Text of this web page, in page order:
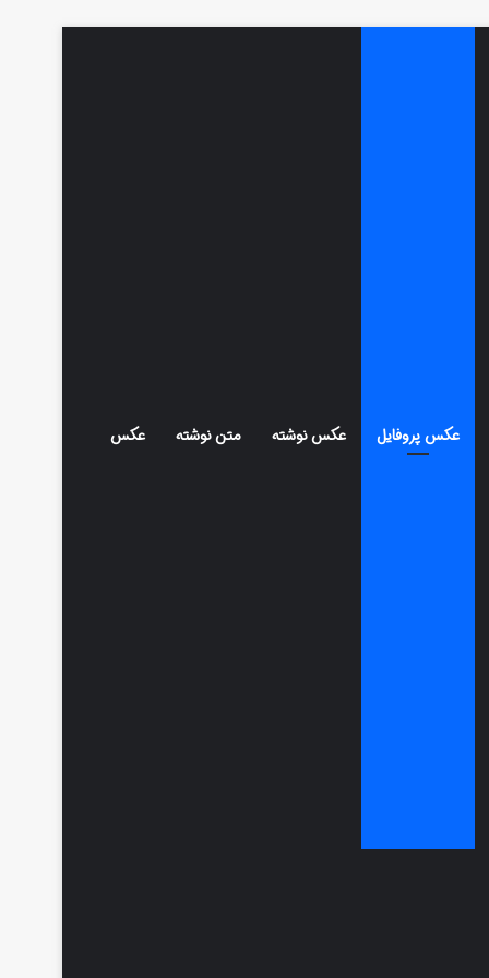
عکس پروفایل عکس نوشته متن نوشته عکس